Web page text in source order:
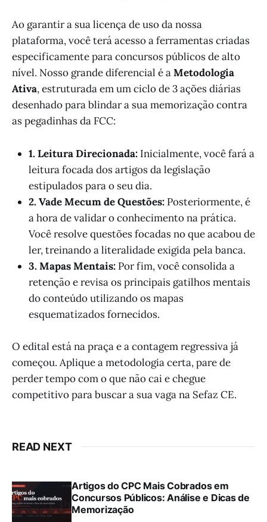
Ao garantir a sua licença de uso da nossa
plataforma, você terá acesso a ferramentas criadas
especificamente para concursos públicos de alto
nível. Nosso grande diferencial é aMetodologia
Ativa, estruturada em um ciclo de 3 ações diárias
desenhado para blindar a sua memorização contra
as pegadinhas da FCC:
1. Leitura Direcionada: Inicialmente, você fará a
leitura focada dos artigos da legislação
estipulados para o seu dia.
2. Vade Mecum de Questões: Posteriormente, é
a hora de validar o conhecimento na prática.
Você resolve questões focadas no que acabou de
ler, treinando a literalidade exigida pela banca.
3. Mapas Mentais: Por fim, você consolida a
retenção e revisa os principais gatilhos mentais
do conteúdo utilizando os mapas
esquematizados fornecidos.
O edital está na praça e a contagem regressiva já
começou. Aplique a metodologia certa, pare de
perder tempo com o que não cai e chegue
competitivo para buscar a sua vaga na Sefaz CE.
READ NEXT
Artigos do CPC Mais Cobrados em
Concursos Públicos: Análise e Dicas de
Memorização